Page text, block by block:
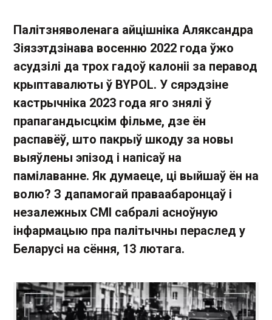
Палітзняволенага айцішніка Аляксандра
Зіязэтдзінава восенню 2022 года ўжо
асудзілі да трох гадоў калоніі за перавод
крыптавалюты ў BYPOL. У сярэдзіне
кастрычніка 2023 года яго знялі ў
прапагандысцкім фільме, дзе ён
распавёў, што пакрыў шкоду за новы
выяўлены эпізод і напісаў на
памілаванне. Як думаеце, ці выйшаў ён на
волю? З дапамогай праваабаронцаў і
незалежных СМІ сабралі асноўную
інфармацыю пра палітычны пераслед у
Беларусі на сёння, 13 лютага.